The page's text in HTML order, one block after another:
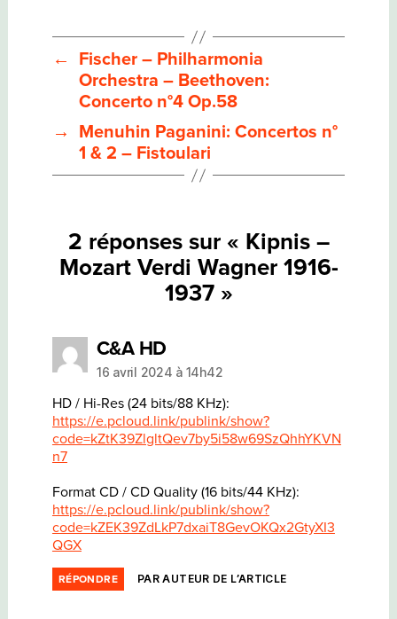
WAGNER
1916-
1937
←
Fischer – Philharmonia
Orchestra – Beethoven:
Concerto n°4 Op.58
→
Menuhin Paganini: Concertos n°
1 & 2 – Fistoulari
2 réponses sur « Kipnis –
Mozart Verdi Wagner 1916-
1937 »
C&A HDdit :
16 avril 2024 à 14h42
HD / Hi-Res (24 bits/88 KHz):
https://e.pcloud.link/publink/show?
code=kZtK39ZlgltQev7by5i58w69SzQhhYKVN
n7
Format CD / CD Quality (16 bits/44 KHz):
https://e.pcloud.link/publink/show?
code=kZEK39ZdLkP7dxaiT8GevOKQx2GtyXI3
QGX
RÉPONDRE PAR AUTEUR DE L’ARTICLE